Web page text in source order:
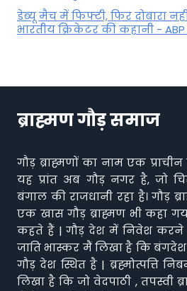
डेब्यू मैच में फिफ्टी, फिर दोबारा
भारतीय क्रिकेटर की कहानी - ABP
ब्राह्मण गौड़ समाज
गौड़ ब्राह्मणों का नाम एक
यह प्रांत अब गौड़ नगर है, जो
बंगाल की राजधानी रहा है। गौड़
एक खास गौड़ ब्राह्मण भी कहा
कहते हैं | गौड़ देश में निवेश करने
जाति भास्कर मैं लिखा है कि
गौड़ देश स्थित है | ब्रह्मोत्पत्ति
लिखा है कि जो वेदपाठी , तपस्वी